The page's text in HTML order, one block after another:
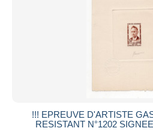
!!! EPREUVE D'ARTISTE
RESISTANT N°1202